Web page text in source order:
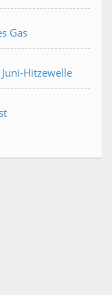
Gas
Hitzewelle